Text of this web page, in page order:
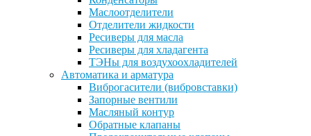
Маслоотделители
Отделители жидкости
Ресиверы для масла
Ресиверы для хладагента
ТЭНы для воздухоохладителей
Автоматика и арматура
Виброгасители (вибровставки)
Запорные вентили
Масляный контур
Обратные клапаны